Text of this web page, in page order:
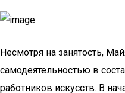
Несмотря на занятость,
самодеятельностью в
работников искусств. В